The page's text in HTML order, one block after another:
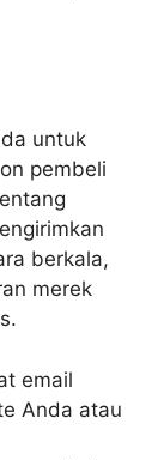
untuk
pembeli
berkala,
merek
email
Anda atau